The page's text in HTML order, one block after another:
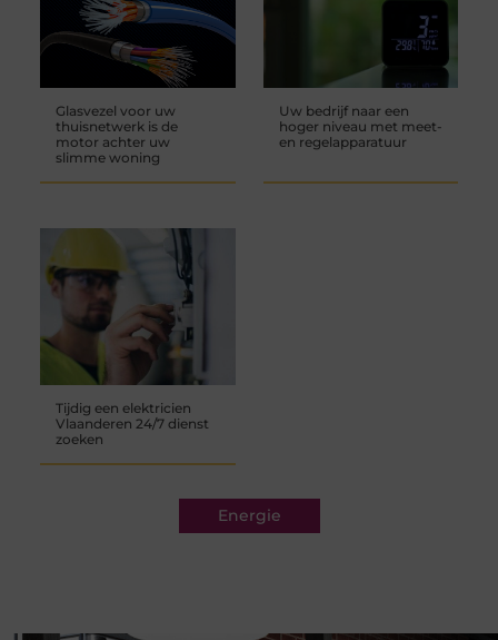
Glasvezel voor uw
thuisnetwerk is de
motor achter uw
slimme woning
Uw bedrijf naar een
hoger niveau met meet-
en regelapparatuur
Tijdig een elektricien
Vlaanderen 24/7 dienst
zoeken
Energie